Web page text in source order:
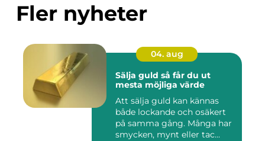
Fler nyheter
04. aug
Sälja guld så får du ut
mesta möjliga värde
Att sälja guld kan kännas
både lockande och osäkert
på samma gång. Många har
smycken, mynt eller tac...